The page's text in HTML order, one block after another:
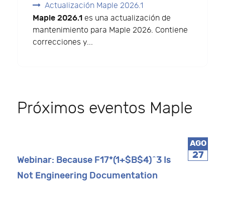
Actualización Maple 2026.1
Maple 2026.1 es una actualización de
mantenimiento para Maple 2026. Contiene
correcciones y...
Próximos eventos Maple
AGO
27
Webinar: Because F17*(1+$B$4)^3 Is
Not Engineering Documentation